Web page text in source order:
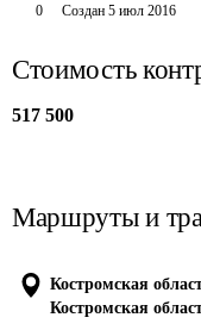
0 Создан 5 июл 2016
Стоимость
517 500
Маршруты и
Костромская
Костромская